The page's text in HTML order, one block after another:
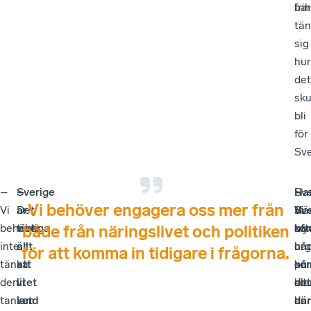
sig
hur
det
bli
för
–
Vi
behöver
inte
tänka
den
tanken
Sverige
är
trots
allt
ett
litet
land
–
Det
viktiga
är
att
vi
vet
Vi behöver engagera oss mer från
både från näringslivet och politiken
för att komma in tidigare i frågorna.
–
Vi
på
det
i
i
en
där
–
Vi
hur
det
här